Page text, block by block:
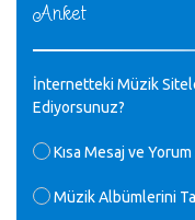
♪
30 yıl sonra
M.Semih Baylan -
♪
Değerli Müfit
yaptım.1994
görülmüştüm evde
Anket
İnternetteki Müzik
Ediyorsunuz?
Kısa Mesaj ve
Müzik Albümlerini